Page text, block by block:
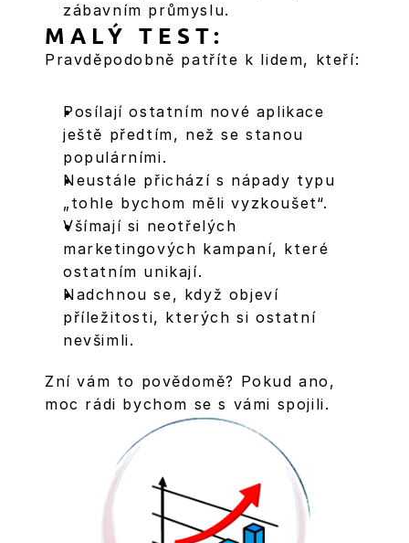
zábavním průmyslu.
MALÝ TEST:
Pravděpodobně patříte k lidem, kteří:
Posílají ostatním nové aplikace
ještě předtím, než se stanou
populárními.
Neustále přichází s nápady typu
„tohle bychom měli vyzkoušet“.
Všímají si neotřelých
marketingových kampaní, které
ostatním unikají.
Nadchnou se, když objeví
příležitosti, kterých si ostatní
nevšimli.
Zní vám to povědomě? Pokud ano,
moc rádi bychom se s vámi spojili.